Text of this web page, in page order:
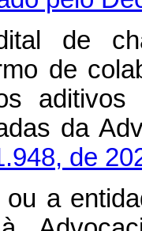
de
de
da
de
a